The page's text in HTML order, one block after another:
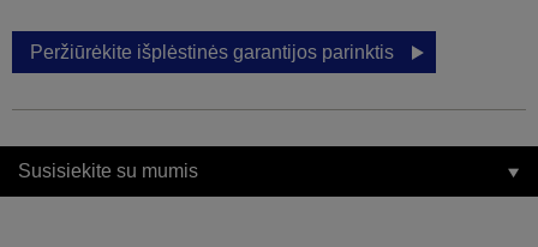
Peržiūrėkite išplėstinės garantijos parinktis
Susisiekite su mumis